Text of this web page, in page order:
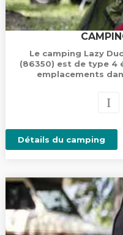
Le camping Lazy
(86350) est de type 4
emplacements
Détails du camping